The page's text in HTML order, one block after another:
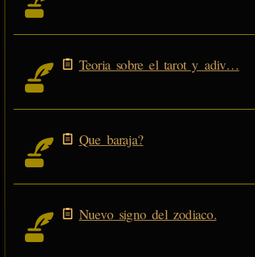
Teoria sobre el tarot y adiv…
Que baraja?
Nuevo signo del zodiaco.